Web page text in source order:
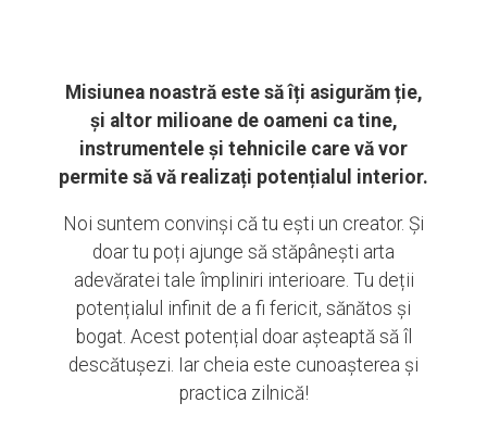
Misiunea noastră este să îți asigurăm ție,
și altor milioane de oameni ca tine,
instrumentele și tehnicile care vă vor
permite să vă realizați potențialul interior.
Noi suntem convinși că tu ești un creator. Și
doar tu poți ajunge să stăpânești arta
adevăratei tale împliniri interioare. Tu deții
potențialul infinit de a fi fericit, sănătos și
bogat. Acest potențial doar așteaptă să îl
descătușezi. Iar cheia este cunoașterea și
practica zilnică!